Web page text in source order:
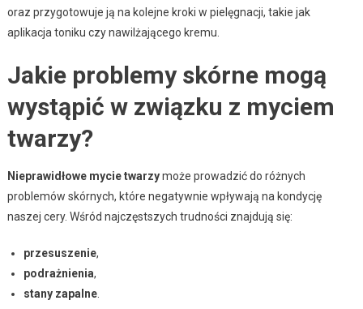
oraz przygotowuje ją na kolejne kroki w pielęgnacji, takie jak
aplikacja toniku czy nawilżającego kremu.
Jakie problemy skórne mogą
wystąpić w związku z myciem
twarzy?
Nieprawidłowe mycie twarzymoże prowadzić do różnych
problemów skórnych, które negatywnie wpływają na kondycję
naszej cery. Wśród najczęstszych trudności znajdują się:
przesuszenie,
podrażnienia,
stany zapalne.